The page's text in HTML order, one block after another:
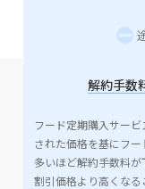
解約手数
フード定期購入サー
された価格を基にフ
多いほど解約手数料
割引価格より高くなる